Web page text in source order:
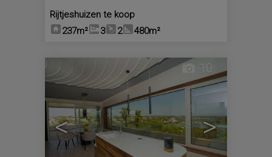
Rijtjeshuizen te koop
237m²
3 2 480m²
< >
10